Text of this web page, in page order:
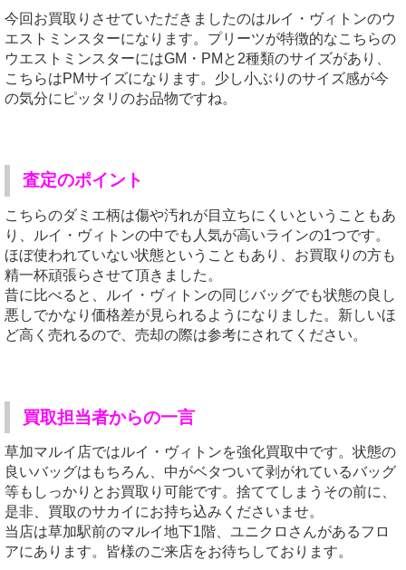
今回お買取りさせていただきましたのはルイ・ヴィトンのウ
エストミンスターになります。プリーツが特徴的なこちらの
ウエストミンスターにはGM・PMと2種類のサイズがあり、
こちらはPMサイズになります。少し小ぶりのサイズ感が今
の気分にピッタリのお品物ですね。
査定のポイント
こちらのダミエ柄は傷や汚れが目立ちにくいということもあ
り、ルイ・ヴィトンの中でも人気が高いラインの1つです。
ほぼ使われていない状態ということもあり、お買取りの方も
精一杯頑張らさせて頂きました。
昔に比べると、ルイ・ヴィトンの同じバッグでも状態の良し
悪しでかなり価格差が見られるようになりました。新しいほ
ど高く売れるので、売却の際は参考にされてください。
買取担当者からの一言
草加マルイ店ではルイ・ヴィトンを強化買取中です。状態の
良いバッグはもちろん、中がベタついて剥がれているバッグ
等もしっかりとお買取り可能です。捨ててしまうその前に、
是非、買取のサカイにお持ち込みくださいませ。
当店は草加駅前のマルイ地下1階、ユニクロさんがあるフロ
アにあります。皆様のご来店をお待ちしております。